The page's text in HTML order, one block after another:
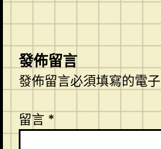
發佈留言
發佈留言必須填寫的電
留言 *